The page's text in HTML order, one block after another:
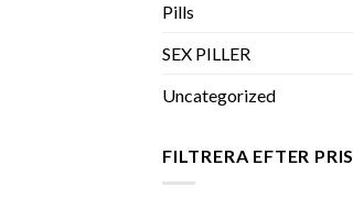
Pills
SEX PILLER
Uncategorized
FILTRERA EFTER PRIS